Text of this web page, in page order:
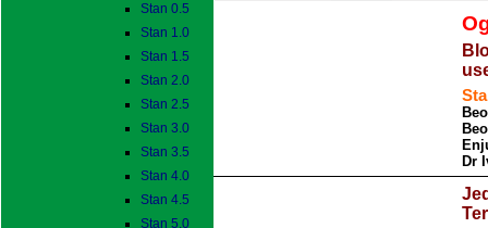
Stan 0.5
Stan 1.0
Stan 1.5
Stan 2.0
Stan 2.5
Stan 3.0
Stan 3.5
Stan 4.0
Stan 4.5
Stan 5.0
Dr